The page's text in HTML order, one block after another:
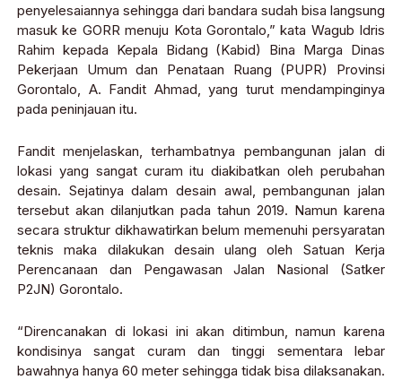
penyelesaiannya sehingga dari bandara sudah bisa langsung
masuk ke GORR menuju Kota Gorontalo,” kata Wagub Idris
Rahim kepada Kepala Bidang (Kabid) Bina Marga Dinas
Pekerjaan Umum dan Penataan Ruang (PUPR) Provinsi
Gorontalo, A. Fandit Ahmad, yang turut mendampinginya
pada peninjauan itu.
Fandit menjelaskan, terhambatnya pembangunan jalan di
lokasi yang sangat curam itu diakibatkan oleh perubahan
desain. Sejatinya dalam desain awal, pembangunan jalan
tersebut akan dilanjutkan pada tahun 2019. Namun karena
secara struktur dikhawatirkan belum memenuhi persyaratan
teknis maka dilakukan desain ulang oleh Satuan Kerja
Perencanaan dan Pengawasan Jalan Nasional (Satker
P2JN) Gorontalo.
“Direncanakan di lokasi ini akan ditimbun, namun karena
kondisinya sangat curam dan tinggi sementara lebar
bawahnya hanya 60 meter sehingga tidak bisa dilaksanakan.